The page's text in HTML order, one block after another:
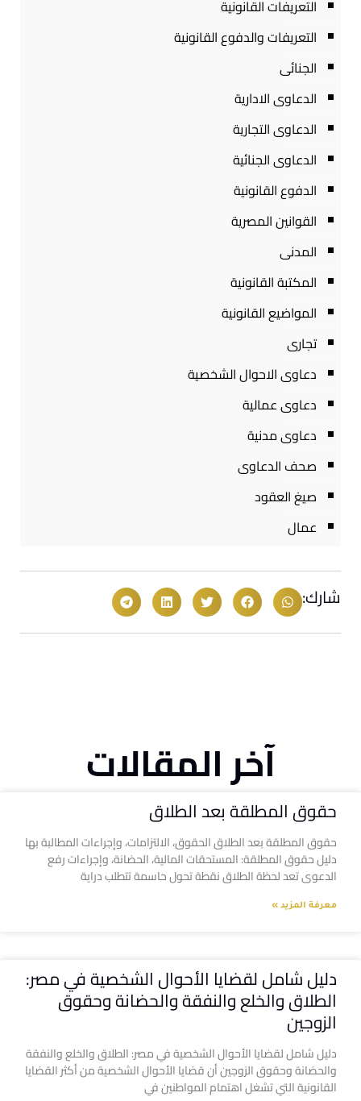
التعريفات القانونية
التعريفات والدفوع القانونية
الجنائى
الدعاوى الادارية
الدعاوى التجارية
الدعاوى الجنائية
الدفوع القانونية
القوانين المصرية
المدنى
المكتبة القانونية
المواضيع القانونية
تجارى
دعاوى الاحوال الشخصية
دعاوى عمالية
دعاوى مدنية
صحف الدعاوى
صيغ العقود
عمال
شارك:
آخر المقالات
حقوق المطلقة بعد الطلاق
حقوق المطلقة بعد الطلاق الحقوق، الالتزامات، وإجراءات المطالبة بها
دليل حقوق المطلقة: المستحقات المالية، الحضانة، وإجراءات رفع
الدعوى تعد لحظة الطلاق نقطة تحول حاسمة تتطلب دراية
معرفة المزيد »
دليل شامل لقضايا الأحوال الشخصية في مصر:
الطلاق والخلع والنفقة والحضانة وحقوق
الزوجين
دليل شامل لقضايا الأحوال الشخصية في مصر: الطلاق والخلع والنفقة
والحضانة وحقوق الزوجين أن قضايا الأحوال الشخصية من أكثر القضايا
القانونية التي تشغل اهتمام المواطنين في